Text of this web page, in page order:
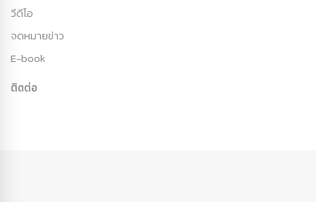
วีดีโอ
จดหมายข่าว
E-book
ติดต่อ